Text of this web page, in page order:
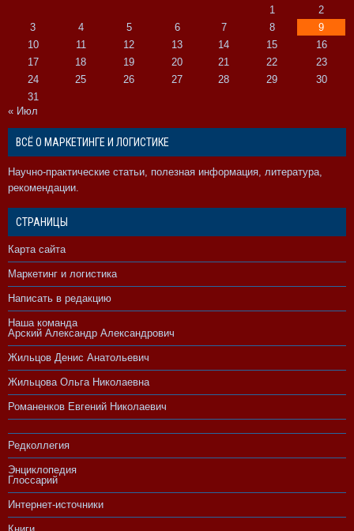
1
2
3
4 5 6 7 8
9
10
11 12 13 14 15
16
17
18 19 20 21 22
23
24
25 26 27 28 29
30
31
« Июл
ВСЁ О МАРКЕТИНГЕ И ЛОГИСТИКЕ
Научно-практические статьи, полезная информация, литература,
рекомендации.
СТРАНИЦЫ
Карта сайта
Маркетинг и логистика
Написать в редакцию
Наша команда
Арский Александр Александрович
Жильцов Денис Анатольевич
Жильцова Ольга Николаевна
Романенков Евгений Николаевич
Редколлегия
Энциклопедия
Глоссарий
Интернет-источники